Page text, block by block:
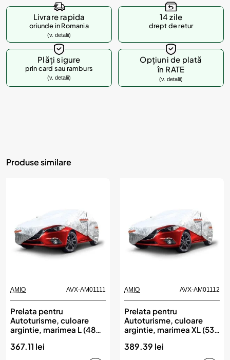
Livrare rapida
oriunde in Romania
(v. detalii)
14 zile
drept de retur
Plăți sigure
prin card sau ramburs
(v. detalii)
Opțiuni de plată
în RATE
(v. detalii)
Produse similare
AMIO AVX-AM01111
Prelata pentru
Autoturisme, culoare
argintie, marimea L (480
367.11 lei
AMIO AVX-AM01112
Prelata pentru
Autoturisme, culoare
argintie, marimea XL (530
389.39 lei